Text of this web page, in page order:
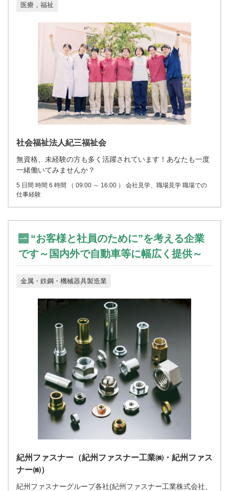
医療，福祉
社会福祉法人紀三福祉会
無資格、未経験の方も多く活躍されています！あなたも一度
一緒働いてみませんか？
5 日間 時間 6 時間 （ 09:00 ～ 16:00 ） 会社見学、職場見学 職場での
仕事経験
“お客様と社員のために”を考える企業
です～国内外で自動車等に幅広く提供～
金属・鉄鋼・機械器具製造業
紀州ファスナー（紀州ファスナー工業㈱・紀州ファス
ナー㈱）
紀州ファスナーグループ各社(紀州ファスナー工業株式会社、